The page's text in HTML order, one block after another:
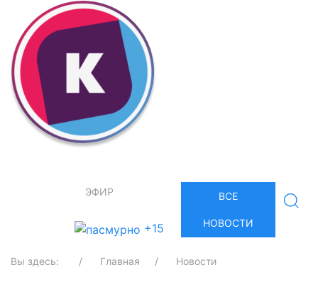
ЭФИР
+15
ВСЕ
НОВОСТИ
Вы здесь: Главная Новости